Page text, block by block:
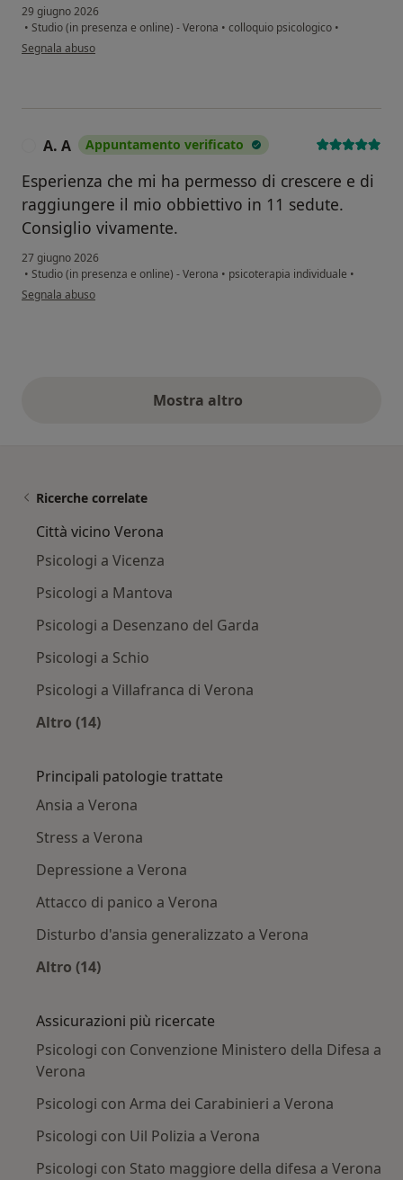
29 giugno 2026
• Studio (in presenza e online) - Verona • colloquio psicologico •
secondo l'opinione dell'utente S.M.
Segnala abuso
A. A Appuntamento verificato
Esperienza che mi ha permesso di crescere e di
raggiungere il mio obbiettivo in 11 sedute.
Consiglio vivamente.
27 giugno 2026
• Studio (in presenza e online) - Verona • psicoterapia individuale •
secondo l'opinione dell'utente A. A
Segnala abuso
Mostra altroopinioni di cui sopra
Ricerche correlate
Città vicino Verona
Psicologi a Vicenza
Psicologi a Mantova
Psicologi a Desenzano del Garda
Psicologi a Schio
Psicologi a Villafranca di Verona
Altro (14)
Principali patologie trattate
Ansia a Verona
Stress a Verona
Depressione a Verona
Attacco di panico a Verona
Disturbo d'ansia generalizzato a Verona
Altro (14)
Assicurazioni più ricercate
Psicologi con Convenzione Ministero della Difesa a
Verona
Psicologi con Arma dei Carabinieri a Verona
Psicologi con Uil Polizia a Verona
Psicologi con Stato maggiore della difesa a Verona